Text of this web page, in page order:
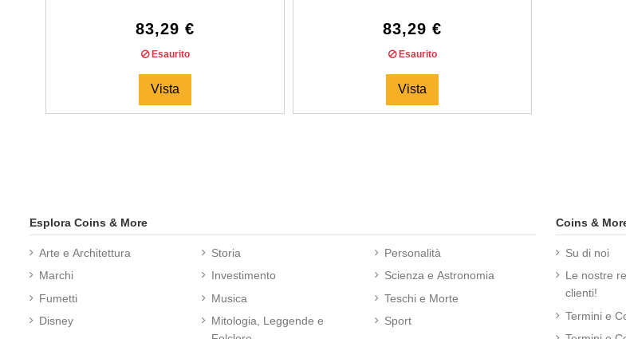
83,29 €
Esaurito
Vista
83,29 €
Esaurito
Vista
Esplora Coins & More
Arte e Architettura
Marchi
Fumetti
Disney
Storia
Investimento
Musica
Mitologia, Leggende e
Personalità
Scienza e Astronomia
Teschi e Morte
Sport
Coins &
Su di noi
Le nostre
clienti!
Termini e